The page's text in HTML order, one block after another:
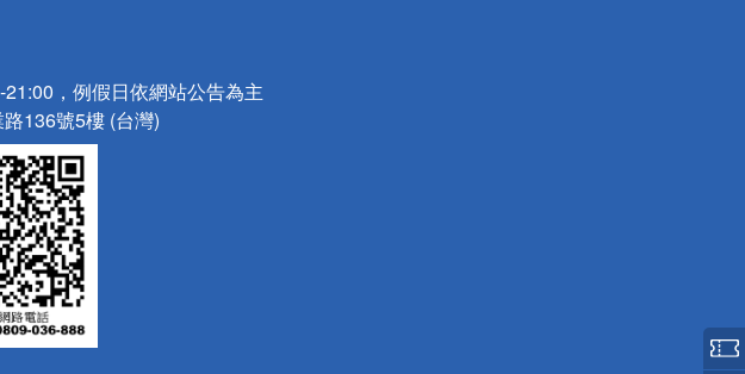
，例假日依網站公告為主
136號5樓 (台灣)